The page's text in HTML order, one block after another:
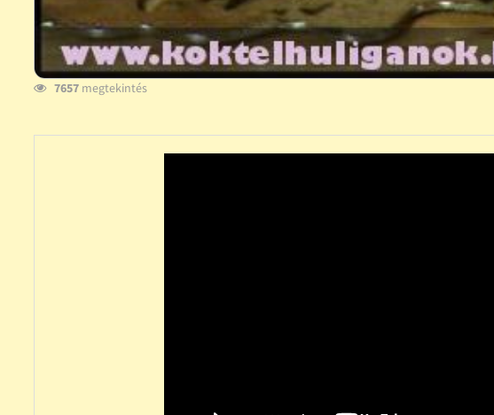
7657 megtekintés